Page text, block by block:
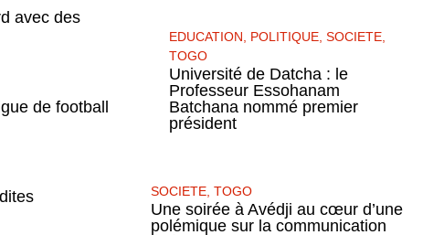
avec des
de football
EDUCATION POLITIQUE SOCIETE
TOGO
Université de Datcha : le
Professeur Essohanam
Batchana nommé premier
président
SOCIETE TOGO
Une soirée à Avédji au cœur d’une
polémique sur la communication